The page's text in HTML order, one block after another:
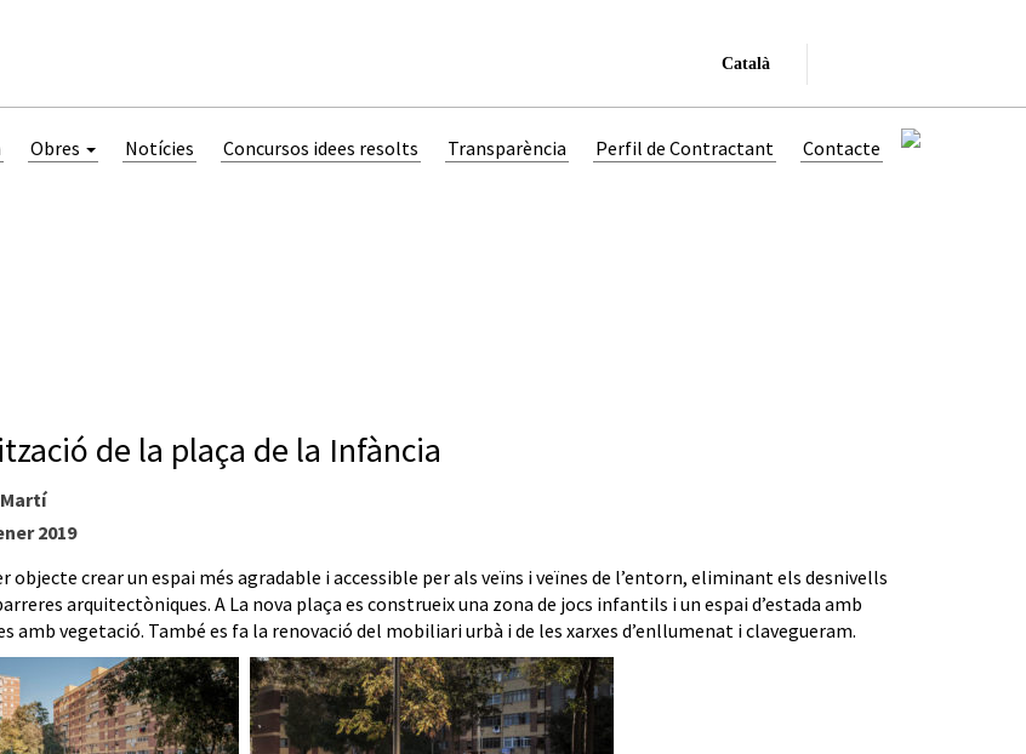
Català
Obres Notícies Concursos idees resolts Transparència Perfil de Contractant Contacte
de la plaça de la Infància
2019
objecte crear un espai més agradable i accessible per als veïns i veïnes de l’entorn, eliminant els desnivells
arquitectòniques. A La nova plaça es construeix una zona de jocs infantils i un espai d’estada amb
amb vegetació. També es fa la renovació del mobiliari urbà i de les xarxes d’enllumenat i clavegueram.